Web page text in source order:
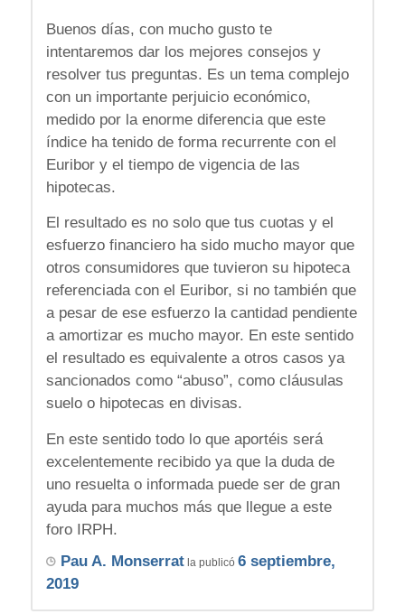
Buenos días, con mucho gusto te
intentaremos dar los mejores consejos y
resolver tus preguntas. Es un tema complejo
con un importante perjuicio económico,
medido por la enorme diferencia que este
índice ha tenido de forma recurrente con el
Euribor y el tiempo de vigencia de las
hipotecas.
El resultado es no solo que tus cuotas y el
esfuerzo financiero ha sido mucho mayor que
otros consumidores que tuvieron su hipoteca
referenciada con el Euribor, si no también que
a pesar de ese esfuerzo la cantidad pendiente
a amortizar es mucho mayor. En este sentido
el resultado es equivalente a otros casos ya
sancionados como “abuso”, como cláusulas
suelo o hipotecas en divisas.
En este sentido todo lo que aportéis será
excelentemente recibido ya que la duda de
uno resuelta o informada puede ser de gran
ayuda para muchos más que llegue a este
foro IRPH.
Pau A. Monserratla publicó 6 septiembre,
2019